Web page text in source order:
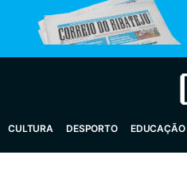
CULTURA DESPORTO EDUCAÇÃO